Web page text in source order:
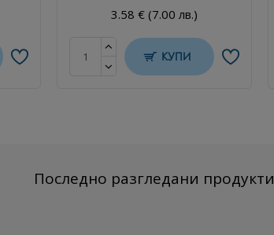
3.58 € (7.00 лв.)
КУПИ
Последно разгледани продукти